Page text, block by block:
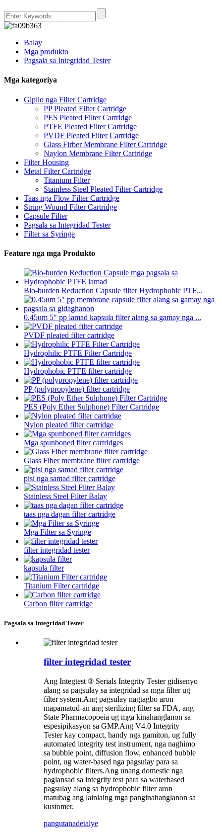
Balay
Mga produkto
Pagsala sa Integridad Tester
Mga kategoriya
Gipilo nga Filter Cartridge
PP Pleated Filter Cartridge
PES Pleated Filter Cartridge
PTFE Pleated Filter Cartridge
PVDF Pleated Filter Cartridge
Glass Firber Membrane Filter Cartridge
Naylon Membrane Filter Cartridge
Filter Housing
Metal Filter Cartridge
Titanium Filter
Stainless Steel Pleated Filter Cartridge
Taas nga Flow Filter Cartridge
String Wound Filter Cartridge
Capsule Filter
Pagsala sa Integridad Tester
Filter sa Syringe
Feature nga mga Produkto
Bio-burden Reduction Capsule filter Hydrophobic PTF...
0.45um 5″ pp lamad kapsula filter alang sa gamay nga ...
PVDF pleated filter cartridge
Hydrophilic PTFE Filter Cartridge
Hydrophobic PTFE filter cartridge
PP (polypropylene) filter cartridge
PES (Poly Ether Sulphone) Filter Cartridge
Nylon pleated filter cartridge
Mga spunboned filter cartridges
Glass Fiber membrane filter cartridge
pisi nga samad filter cartridge
Stainless Steel Filter Balay
taas nga dagan filter cartridge
Mga Filter sa Syringe
filter integridad tester
kapsula filter
Titanium Filter cartridge
Carbon filter cartridge
Pagsala sa Integridad Tester
filter integridad tester
Ang Integtest ® Serials Integrity Tester gidisenyo
alang sa pagsulay sa integridad sa mga filter ug
filter system.Ang pagsulay nagtagbo aron
mapamatud-an ang sterilizing filter sa FDA, ang
State Pharmacopoeia ug mga kinahanglanon sa
espesipikasyon sa GMP.Ang V4.0 Integrity
Tester kay compact, handy nga gamiton, ug fully
automated integrity test instrument, nga naghimo
sa bubble point, diffusion flow, enhanced bubble
point, ug water-based nga pagsulay para sa
hydrophobic filters.Ang unang domestic nga
paglansad sa integrity test para sa waterbased
pagsulay alang sa hydrophobic filter aron
matubag ang lainlaing mga panginahanglanon sa
kustomer.
pangutanadetalye